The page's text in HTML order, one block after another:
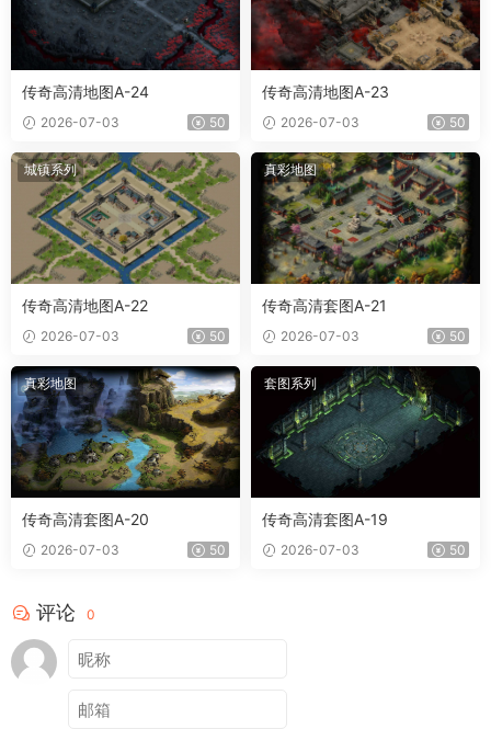
传奇高清地图A-24
2026-07-03 50
传奇高清地图A-23
2026-07-03 50
城镇系列
传奇高清地图A-22
2026-07-03 50
真彩地图
传奇高清套图A-21
2026-07-03 50
真彩地图
传奇高清套图A-20
2026-07-03 50
套图系列
传奇高清套图A-19
2026-07-03 50
评论 0